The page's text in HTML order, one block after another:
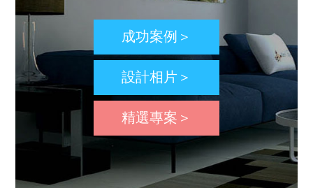
成功案例＞
設計相片＞
精選專案＞